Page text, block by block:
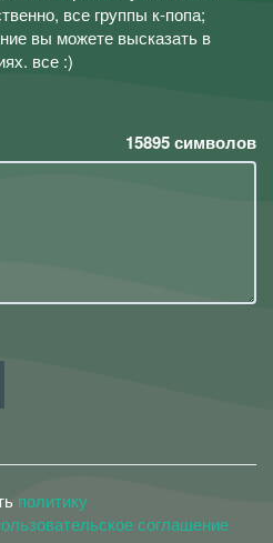
все группы к-попа;
вы можете высказать в
все :)
15895символов
политику
соглашение